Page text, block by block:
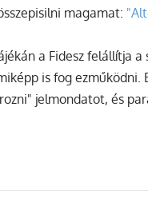
magamat:
a Fidesz felállítja
is fog
jelmondatot, és